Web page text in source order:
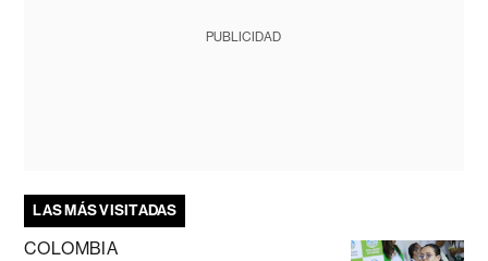
PUBLICIDAD
LAS MÁS VISITADAS
COLOMBIA